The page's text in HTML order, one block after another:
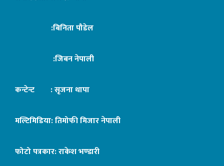
:बिनिता पौडेल
:जिबन नेपाली
कन्टेन्ट : सृजना थापा
मल्टिमिडिया: तिमोफी मिजार नेपाली
फोटो पत्रकार: राकेश भण्डारी